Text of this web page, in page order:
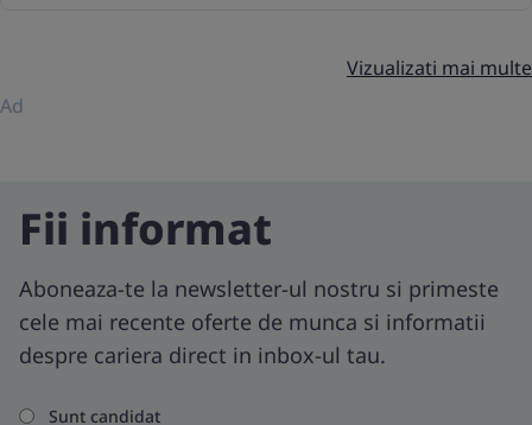
Vizualizati mai multe
Ad
Fii informat
Aboneaza-te la newsletter-ul nostru si primeste
cele mai recente oferte de munca si informatii
despre cariera direct in inbox-ul tau.
Sunt candidat